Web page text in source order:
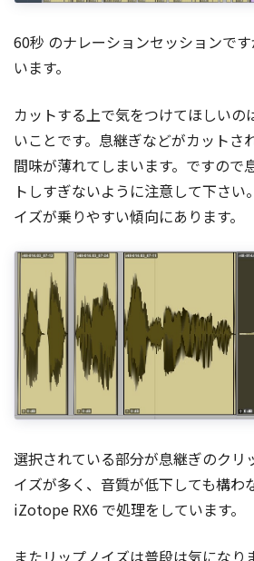
60秒 のナレーションセッションで
います。
カットする上で気をつけてほしいの
いことです。息継ぎなどがカットさ
間味が薄れてしまいます。ですので
トしすぎないように注意して下さい
イズが乗りやすい傾向にあります。
選択されている部分が息継ぎのクリ
イズが多く、音質が低下しても構わ
iZotope RX6 で処理をしています。
またリップノイズは普段は気になり